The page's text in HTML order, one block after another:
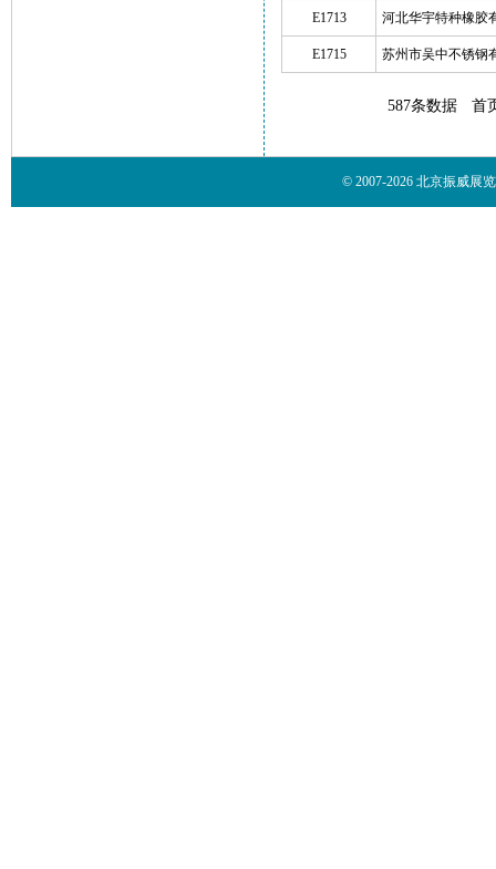
E1713 河北华宇特种橡胶
E1715 苏州市吴中不锈钢
587条数据 首
© 2007-2026 北京振威